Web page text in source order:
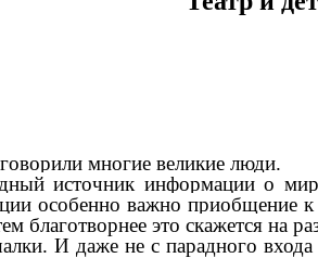
многие великие люди.
источник информации о
особенно важно
это скажется на
И даже не с парадного